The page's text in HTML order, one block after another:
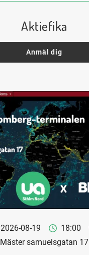
Aktiefika
Anmäl dig
2026-08-19
18:00
Mäster samuelsgatan 17